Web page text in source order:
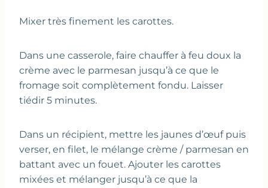
Mixer très finement les carottes.
Dans une casserole, faire chauffer à feu doux la
crème avec le parmesan jusqu’à ce que le
fromage soit complètement fondu. Laisser
tiédir 5 minutes.
Dans un récipient, mettre les jaunes d’œuf puis
verser, en filet, le mélange crème / parmesan en
battant avec un fouet. Ajouter les carottes
mixées et mélanger jusqu’à ce que la